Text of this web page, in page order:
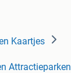
Kaartjes
Attractieparken